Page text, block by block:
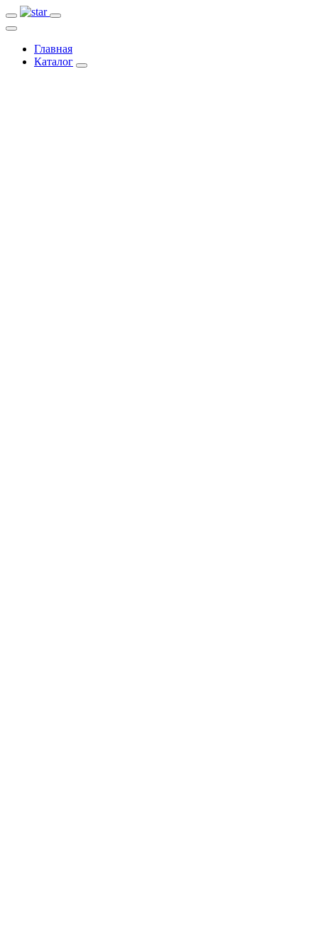
Главная
Каталог